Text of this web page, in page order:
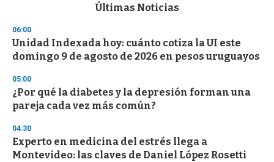
d
s
o
f
3
s
e
c
n
d
s
Últimas Noticias
06:00
Unidad Indexada hoy: cuánto cotiza la UI este
domingo 9 de agosto de 2026 en pesos uruguayos
05:00
¿Por qué la diabetes y la depresión forman una
pareja cada vez más común?
04:30
Experto en medicina del estrés llega a
Montevideo: las claves de Daniel López Rosetti